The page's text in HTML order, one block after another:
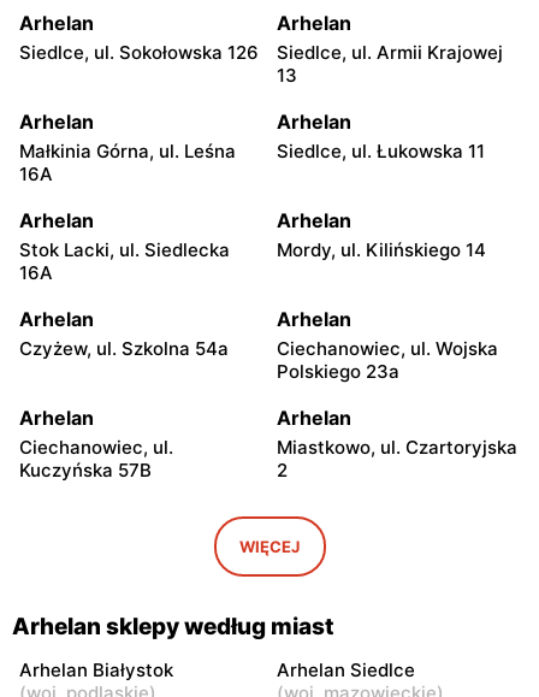
Arhelan
Siedlce, ul. Sokołowska 126
Arhelan
Siedlce, ul. Armii Krajowej
13
Arhelan
Małkinia Górna, ul. Leśna
16A
Arhelan
Siedlce, ul. Łukowska 11
Arhelan
Stok Lacki, ul. Siedlecka
16A
Arhelan
Mordy, ul. Kilińskiego 14
Arhelan
Czyżew, ul. Szkolna 54a
Arhelan
Ciechanowiec, ul. Wojska
Polskiego 23a
Arhelan
Ciechanowiec, ul.
Kuczyńska 57B
Arhelan
Miastkowo, ul. Czartoryjska
2
Arhelan
Szepietowo, ul. Kolejowa 6c
Łomża, ul. Kazańska 12 A
Łomża, ul. Księcia Janusza I
Arhelan Arhelan
WIĘCEJ
Arhelan sklepy według miast
Arhelan Białystok
Arhelan Siedlce